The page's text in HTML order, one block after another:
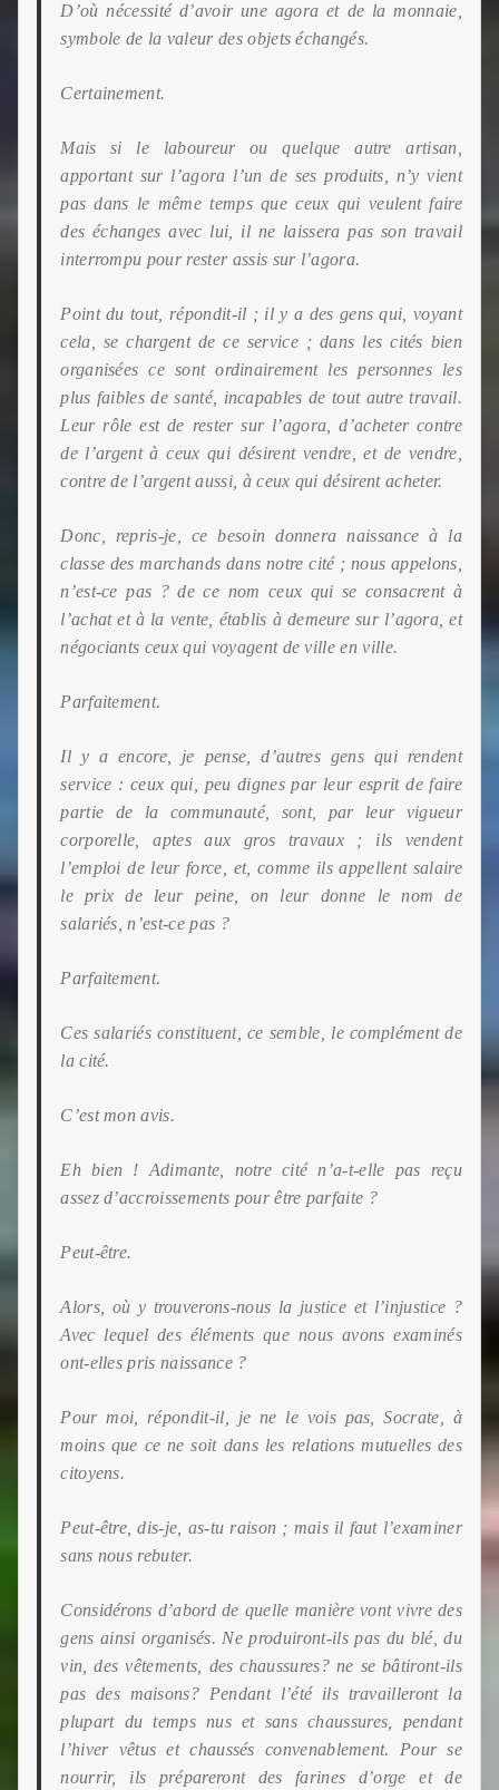
D’où nécessité d’avoir une agora et de la monnaie,
symbole de la valeur des objets échangés.
Certainement.
Mais si le laboureur ou quelque autre artisan,
apportant sur l’agora l’un de ses produits, n’y vient
pas dans le même temps que ceux qui veulent faire
des échanges avec lui, il ne laissera pas son travail
interrompu pour rester assis sur l’agora.
Point du tout, répondit-il ; il y a des gens qui, voyant
cela, se chargent de ce service ; dans les cités bien
organisées ce sont ordinairement les personnes les
plus faibles de santé, incapables de tout autre travail.
Leur rôle est de rester sur l’agora, d’acheter contre
de l’argent àceux qui désirent vendre, et de vendre,
contre de l’argent aussi, à ceux qui désirent acheter.
Donc, repris-je, ce besoin donnera naissance à la
classe des marchands dans notre cité ; nous appelons,
n’est-ce pas ? de ce nom ceux qui se consacrent à
l’achat et à la vente, établis à demeure sur l’agora, et
négociants ceux qui voyagent de ville en ville.
Parfaitement.
Il y a encore, je pense, d’autres gens qui rendent
service : ceux qui, peu dignes par leur esprit de faire
partie de la communauté, sont, par leur vigueur
corporelle, aptes aux gros travaux ; ils vendent
l’emploi de leur force, et, comme ils appellent salaire
le prix de leur peine, on leur donne le nom de
salariés, n’est-ce pas ?
Parfaitement.
Ces salariés constituent, ce semble, le complément de
la cité.
C’est mon avis.
Eh bien ! Adimante, notre cité n’a-t-elle pas reçu
assez d’accroissements pour être parfaite ?
Peut-être.
Alors, où y trouverons-nous la justice et l’injustice ?
Avec lequel des éléments que nous avons examinés
ont-elles pris naissance ?
Pour moi, répondit-il, je ne le vois pas, Socrate, à
moins que ce ne soit dans les relations mutuelles des
citoyens.
Peut-être, dis-je, as-tu raison ; mais il faut l’examiner
sans nous rebuter.
Considérons d’abord de quelle manière vont vivre des
gens ainsi organisés. Ne produiront-ils pas du blé, du
vin, des vêtements, des chaussures? ne se bâtiront-ils
pas des maisons? Pendant l’été ils travailleront la
plupart du temps nus et sans chaussures, pendant
l’hiver vêtus et chaussés convenablement. Pour se
nourrir, ils prépareront des farines d’orge et de